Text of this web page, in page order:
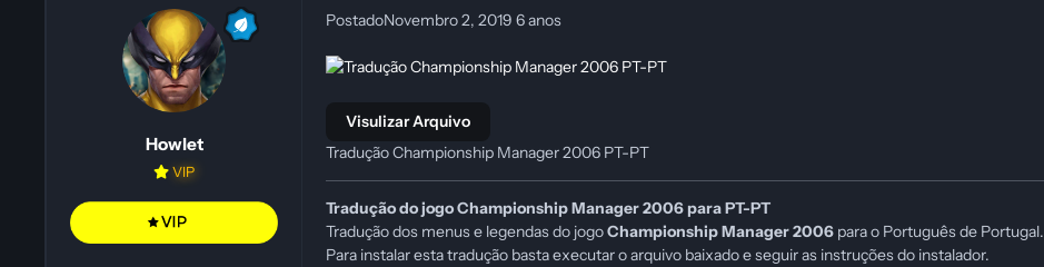
Howlet
VIP
PostadoNovembro 2, 2019 6 anos
Visulizar Arquivo
Tradução Championship Manager 2006 PT-PT
Tradução do jogo Championship Manager 2006para PT-PT
Tradução dos menus e legendas do jogoChampionship Manager 2006 para o Português de Portugal.
Para instalar esta tradução basta executar o arquivo baixado e seguir as instruções do instalador.